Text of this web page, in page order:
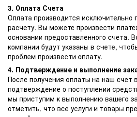
3. Оплата Счета
Оплата производится исключительно
расчету. Вы можете произвести
основании предоставленного счета.
компании будут указаны в счете,
проблем произвести оплату.
4. Подтверждение и выполнение
После получения оплаты на наш счет
подтверждение о поступлении
мы приступим к выполнению вашего
отметить, что все услуги и товары